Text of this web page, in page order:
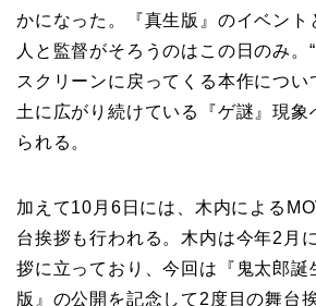
かになった。『真生版』のイベント
人と監督がそろうのはこの日のみ。
スクリーンに戻ってくる本作につい
土に広がり続けている『ゲ謎』現象
られる。
加えて10月6日には、木内による
台挨拶も行われる。木内は今年2月
拶に立っており、今回は『鬼太郎誕
版』の公開を記念して2度目の舞台